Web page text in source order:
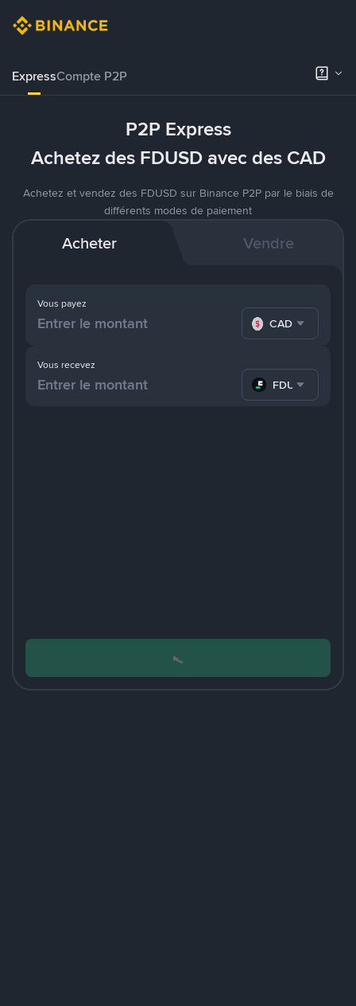
ExpressCompte P2P
P2P Express
Achetez des FDUSD avec des CAD
Achetez et vendez des FDUSD sur Binance P2P par le biais de
différents modes de paiement
Acheter Vendre
Vous payez
CAD
Vous recevez
FDUSD